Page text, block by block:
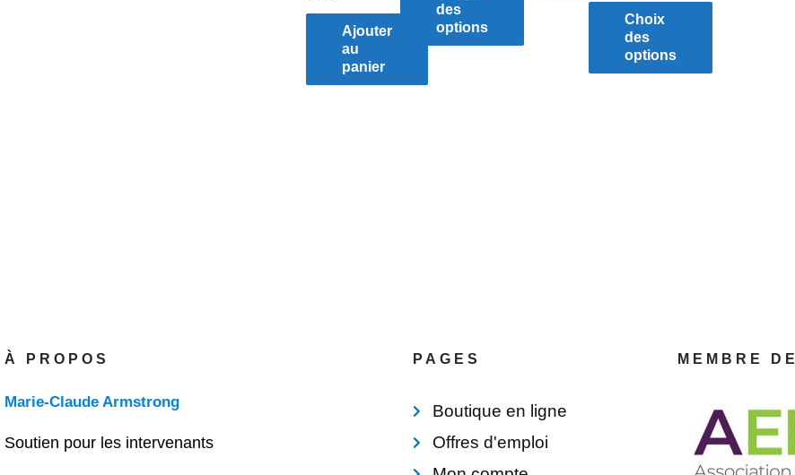
Ajouter
au
panier
des
options
Choix
des
options
À PROPOS
Marie-Claude Armstrong
Soutien pour les intervenants
PAGES
Boutique en ligne
Offres d'emploi
MEMBRE DE